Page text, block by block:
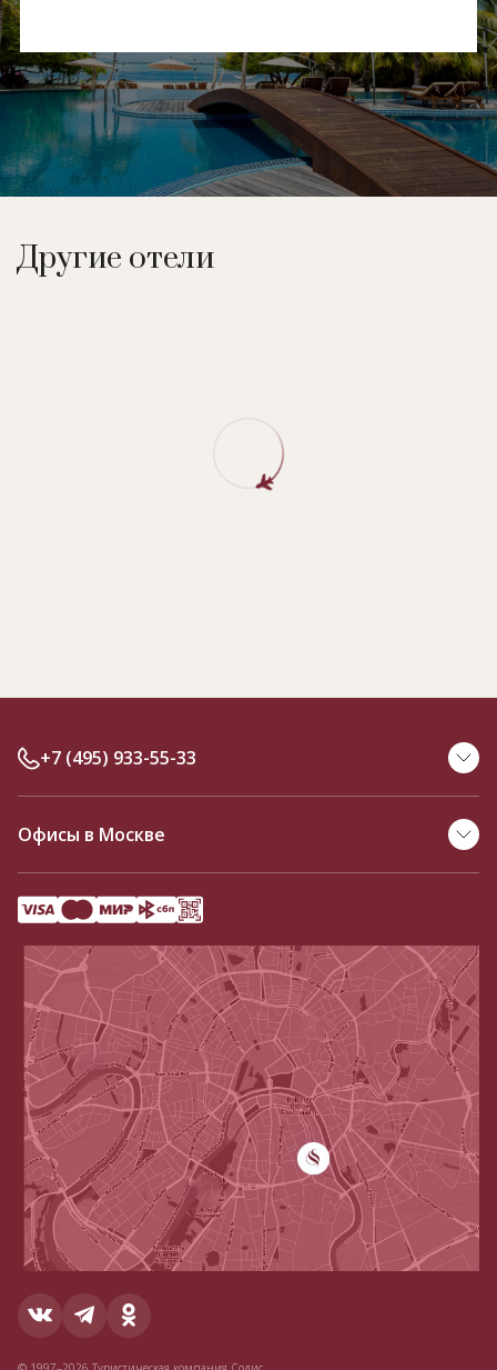
Другие отели
+7 (495) 933-55-33
Офисы в Москве